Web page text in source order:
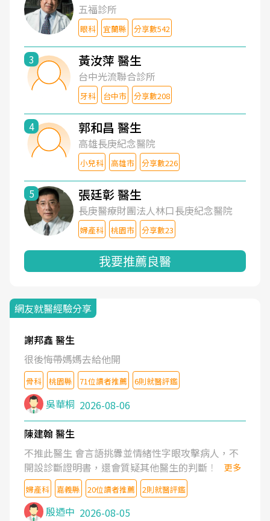
五福診所
眼科 宜蘭縣 分享數542
3 黃汝萍 醫生
台中光流聯合診所
牙科 台中市 分享數208
4 郭和昌 醫生
高雄長庚紀念醫院
小兒科 高雄市 分享數226
5 張廷彰 醫生
長庚醫療財團法人林口長庚紀念醫院
婦產科 桃園市 分享數23
我要推薦良醫
網友就醫經驗分享
謝邦鑫 醫生
很後悔帶媽媽去給他開
骨科 桃園縣 71位讀者推薦 6則就醫評鑑
吳華桐 2026-08-06
陳建翰 醫生
不推此醫生 會言語挑釁並情緒性字眼攻擊病人，不
開設診斷證明書，還會質疑其他醫生的判斷！
更多
婦產科 嘉義縣 20位讀者推薦 2則就醫評鑑
殷迺中 2026-08-05